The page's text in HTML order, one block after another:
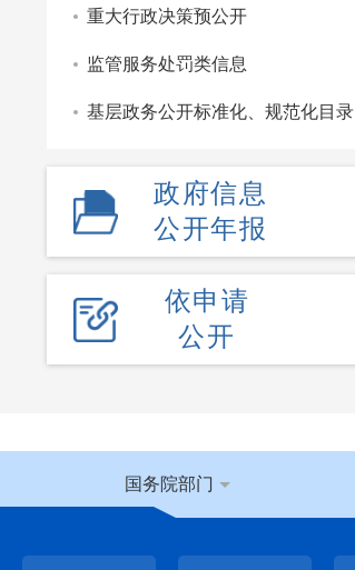
重大行政决策预公开
监管服务处罚类信息
基层政务公开标准化、规范化目录
政府信息
公开年报
依申请
公开
国务院部门